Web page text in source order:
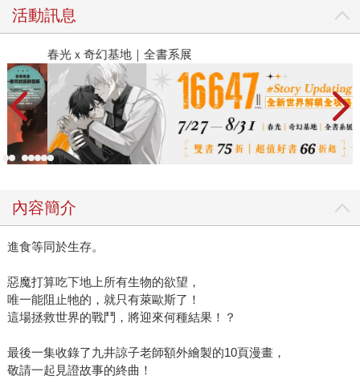
活動訊息
春光ｘ奇幻基地｜全書系展
內容簡介
進食等同於生存。
惡魔打算吃下地上所有生物的欲望，
唯一能阻止牠的，就只有萊歐斯了！
這場拯救世界的戰鬥，將迎來何種結果！？
最後一集收錄了九井諒子老師額外繪製的10頁漫畫，
敬請一起見證故事的終曲！